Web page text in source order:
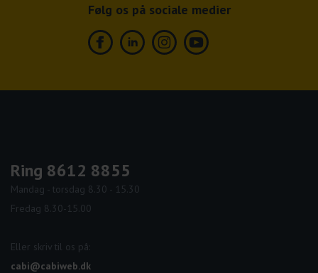
Følg os på sociale medier
Ring 8612 8855
Mandag - torsdag 8.30 - 15.30
Fredag 8.30-15.00
Eller skriv til os på:
cabi@cabiweb.dk